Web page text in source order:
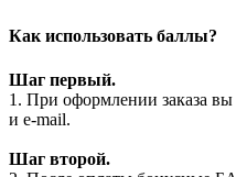
Как использовать баллы?
Шаг первый.
1. При оформлении заказа вы
и e-mail.
Шаг второй.